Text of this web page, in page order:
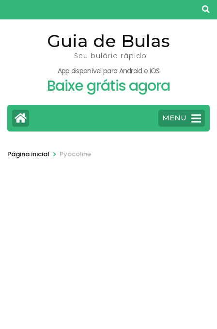
para
Guia de Bulas
Seu bulário rápido
App disponível para Android e iOS
Baixe grátis agora
MENU
Página inicial > Pyocoline